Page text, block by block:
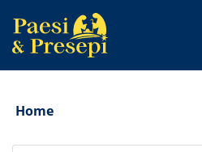
Home